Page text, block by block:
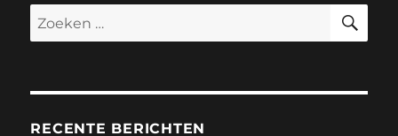
Zoeken
naar:
RECENTE BERICHTEN